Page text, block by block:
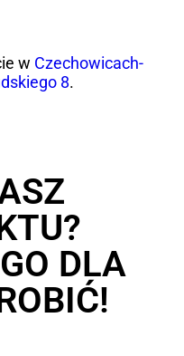
w Czechowicach-
8.
DLA